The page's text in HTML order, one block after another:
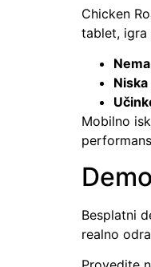
Chicken
tablet, igra
Mobilno
Besplatni
realno